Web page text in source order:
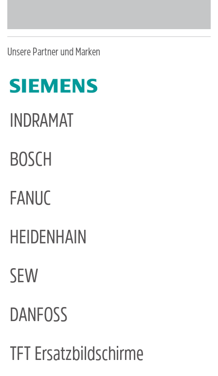
Unsere Partner und Marken
INDRAMAT
BOSCH
FANUC
HEIDENHAIN
SEW
DANFOSS
TFT Ersatzbildschirme